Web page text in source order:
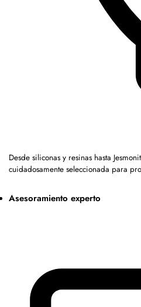
Desde siliconas y resinas hasta
cuidadosamente seleccionada para
Asesoramiento experto